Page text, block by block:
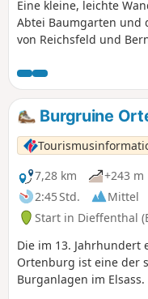
Eine kleine, leichte
Abtei Baumgarten und
von Reichsfeld und
die Ebene des Elsass
Schwarzwald.
Burgruine
7,28 km
+243 m
2:45 Std.
Mittel
Start in Dieffenthal
Die im 13. Jahrhundert
Ortenburg ist eine der
Burganlagen im